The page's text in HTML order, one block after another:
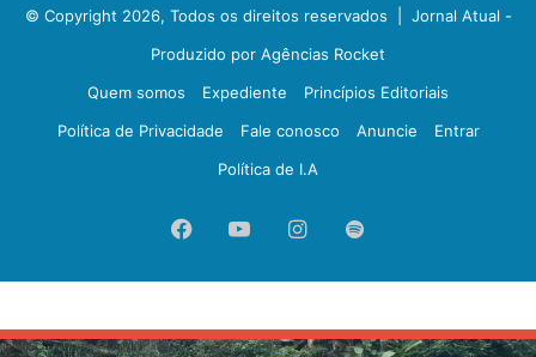
© Copyright 2026, Todos os direitos reservados | Jornal Atual -
Produzido por Agências Rocket
Quem somos
Expediente
Princípios Editoriais
Política de Privacidade
Fale conosco Anuncie
Entrar
Política de I.A
FacebookYouTubeInstagram
Spotify